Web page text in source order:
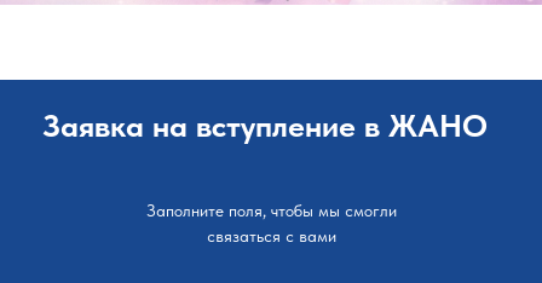
Заявка на вступление в ЖАНО
Заполните поля, чтобы мы смогли
связаться с вами